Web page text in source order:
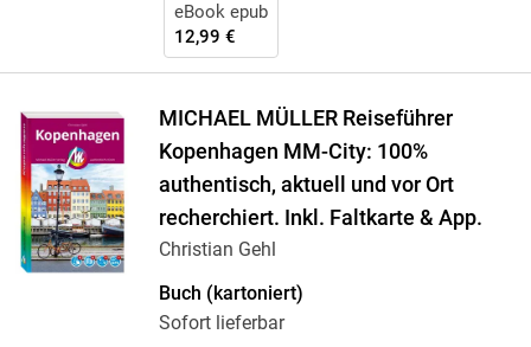
eBook epub
12,99 €
MICHAEL MÜLLER Reiseführer
Kopenhagen MM-City: 100%
authentisch, aktuell und vor Ort
recherchiert. Inkl. Faltkarte & App.
Christian Gehl
Buch (kartoniert)
Sofort lieferbar